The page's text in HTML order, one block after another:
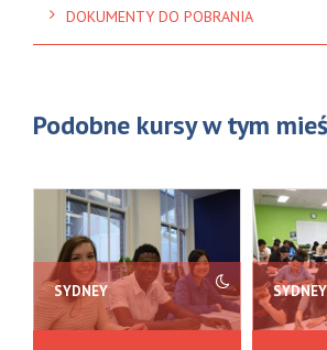
DOKUMENTY DO POBRANIA
Podobne kursy w tym
SYDNEY SYDNEY